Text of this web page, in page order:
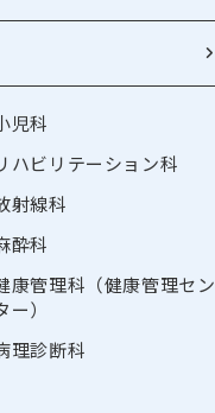
児科
ハビリテーション科
射線科
酔科
康管理科（健康管理セン
ー）
理診断科